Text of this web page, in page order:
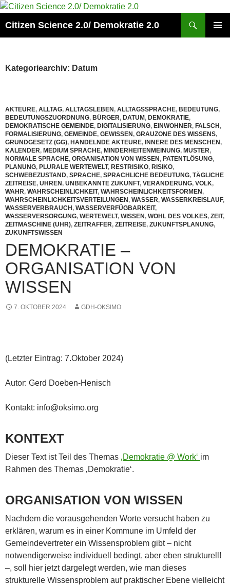
Zum
springen
Citizen Science 2.0/ Demokratie 2.0
Kategoriearchiv: Datum
AKTEURE, ALLTAG, ALLTAGSLEBEN, ALLTAGSSPRACHE, BEDEUTUNG,
BEDEUTUNGSZUORDNUNG, BÜRGER, DATUM, DEMOKRATIE,
DEMOKRATISCHE GEMEINDE, DIGITALISIERUNG, EINWOHNER, FALSCH,
FORMALISIERUNG, GEMEINDE, GEWISSEN, GRAUZONE DES WISSENS,
GRUNDGESETZ (GG), HANDELNDE AKTEURE, INNERE DES MENSCHEN,
KALENDER, MEDIUM SPRACHE, MINDERHEITENMEINUNG, MUSTER,
NORMALE SPRACHE, ORGANISATION VON WISSEN, PATENTLÖSUNG,
PLANUNG, PLURALE WERTEWELT, RESTRISIKO, RISIKO,
SCHWEBEZUSTAND, SPRACHE, SPRACHLICHE BEDEUTUNG, TÄGLICHE
ZEITREISE, UHREN, UNBEKANNTE ZUKUNFT, VERÄNDERUNG, VOLK,
WAHR, WAHRSCHEINLICHKEIT, WAHRSCHEINLICHKEITSFORMEN,
WAHRSCHEINLICHKEITSVERTEILUNGEN, WASSER, WASSERKREISLAUF,
WASSERVERBRAUCH, WASSERVERFÜGBARKEIT,
WASSERVERSORGUNG, WERTEWELT, WISSEN, WOHL DES VOLKES, ZEIT,
ZEITMASCHINE (UHR), ZEITRAFFER, ZEITREISE, ZUKUNFTSPLANUNG,
ZUKUNFTSWISSEN
DEMOKRATIE –
ORGANISATION VON
WISSEN
7. OKTOBER 2024 GDH-OKSIMO
(Letzter Eintrag: 7.Oktober 2024)
Autor: Gerd Doeben-Henisch
Kontakt: info@oksimo.org
KONTEXT
Dieser Text ist Teil des Themas ‚Demokratie @ Work‘ im
Rahmen des Themas ‚Demokratie‘.
ORGANISATION VON WISSEN
Nachdem die vorausgehenden Worte versucht haben zu
erklären, warum es in einer Kommune im Umfeld der
Gemeindevertreter ein Wissensproblem gibt – nicht
notwendigerweise individuell bedingt, aber eben strukturell!
–, soll hier jetzt dargelegt werden, wie man dieses
strukturelle Wissensproblem auf praktischer Ebene vielleicht